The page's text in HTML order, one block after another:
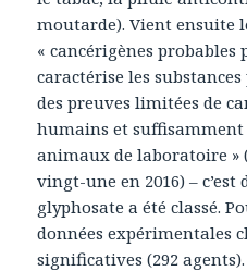
moutarde). Vient ensuite
« cancérigènes
caractérise les
des preuves limitées de
humains et suffisamment
animaux de laboratoire »
vingt-une en 2016) – c’est
glyphosate a été classé.
données expérimentales
significatives (292